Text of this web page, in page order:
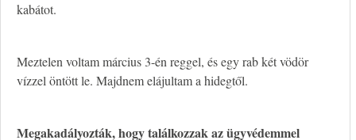
kabátot.
Meztelen voltam március 3-én reggel, és egy rab két vödör
vízzel öntött le. Majdnem elájultam a hidegtől.
Megakadályozták, hogy találkozzak az ügyvédemmel